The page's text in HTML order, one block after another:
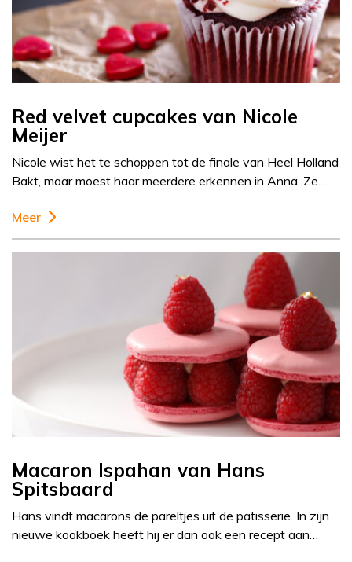
Red velvet cupcakes van Nicole
Meijer
Nicole wist het te schoppen tot de finale van Heel Holland
Bakt, maar moest haar meerdere erkennen in Anna. Ze…
Meer
Macaron Ispahan van Hans
Spitsbaard
Hans vindt macarons de pareltjes uit de patisserie. In zijn
nieuwe kookboek heeft hij er dan ook een recept aan…